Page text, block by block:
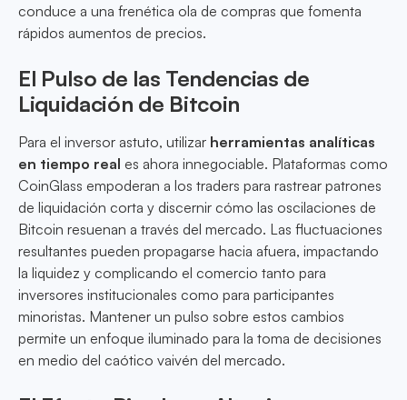
conduce a una frenética ola de compras que fomenta
rápidos aumentos de precios.
El Pulso de las Tendencias de
Liquidación de Bitcoin
Para el inversor astuto, utilizar herramientas analíticas
en tiempo real es ahora innegociable. Plataformas como
CoinGlass empoderan a los traders para rastrear patrones
de liquidación corta y discernir cómo las oscilaciones de
Bitcoin resuenan a través del mercado. Las fluctuaciones
resultantes pueden propagarse hacia afuera, impactando
la liquidez y complicando el comercio tanto para
inversores institucionales como para participantes
minoristas. Mantener un pulso sobre estos cambios
permite un enfoque iluminado para la toma de decisiones
en medio del caótico vaivén del mercado.